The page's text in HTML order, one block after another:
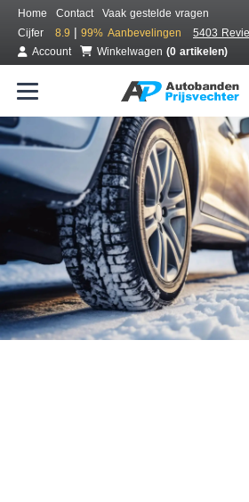
Home Contact
Vaak gestelde vragen
Cijfer
8.9 | 99% Aanbevelingen
5403
Account
Winkelwagen (0 artikelen)
Bestel voordelig
Gratis bezorgd of montage bij jou in
Seizoen: